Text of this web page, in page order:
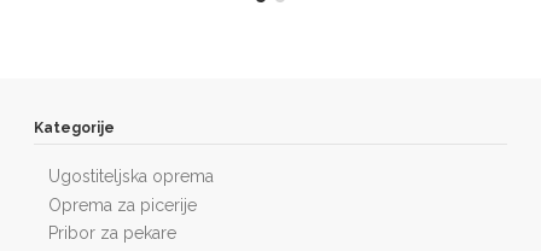
Kategorije
Ugostiteljska oprema
Oprema za picerije
Pribor za pekare